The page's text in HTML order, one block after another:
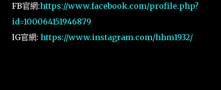
FB官網:https://www.facebook.com/profile.php?
id=100064151946879
IG官網: https://www.instagram.com/hhm1932/